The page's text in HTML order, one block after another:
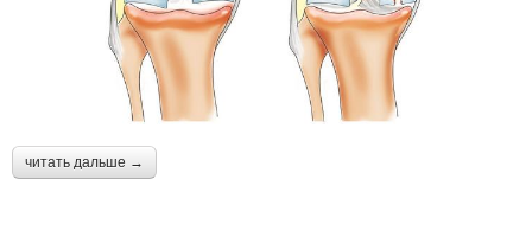
читать дальше →